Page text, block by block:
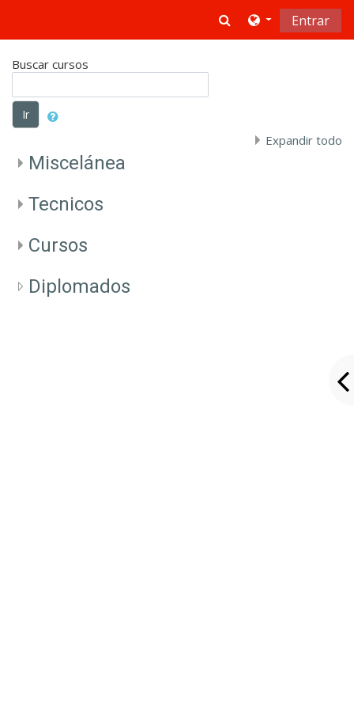
Toggle search
Entrar
Buscar cursos
Ir
Expandir todo
Miscelánea
Tecnicos
Cursos
Diplomados